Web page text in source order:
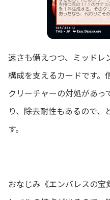
速さも備えつつ、ミッドレ
構成を支えるカードです。
クリーチャーの対処があっ
り、除去耐性もあるので
す。
おなじみ《エンバレスの